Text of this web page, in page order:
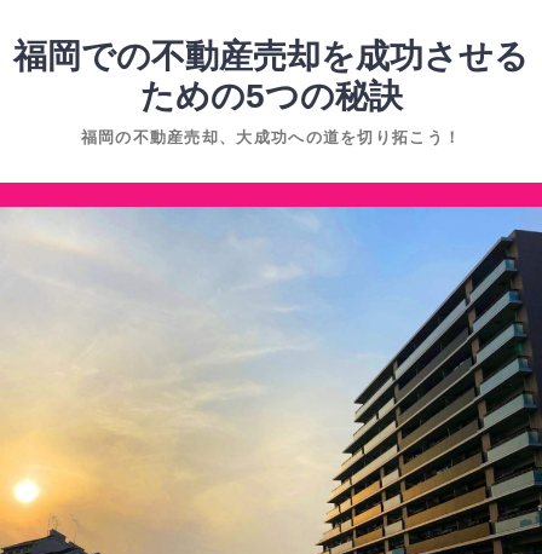
ン
へ
ス
福岡での不動産売却を成功させる
ための5つの秘訣
福岡の不動産売却、大成功への道を切り拓こう！
コ
プ